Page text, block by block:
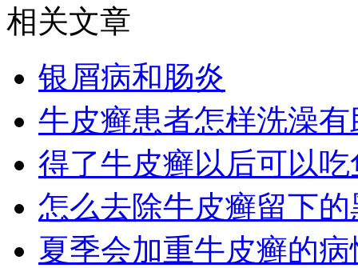
相关文章
银屑病和肠炎
牛皮癣患者怎样洗澡
得了牛皮癣以后可以
怎么去除牛皮癣留下的
夏季会加重牛皮癣的病